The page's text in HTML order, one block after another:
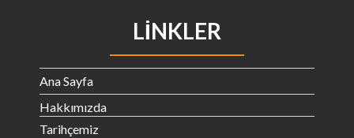
LINKLER
Ana Sayfa
Hakkımızda
Tarihçemiz